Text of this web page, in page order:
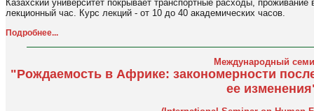
Казахский университет покрывает транспортные расходы,
лекционный час. Курс лекций - от 10 до 40 академических часов.
Подробнее...
Международный
"Рождаемость в Африке: закономерности
ее изменения